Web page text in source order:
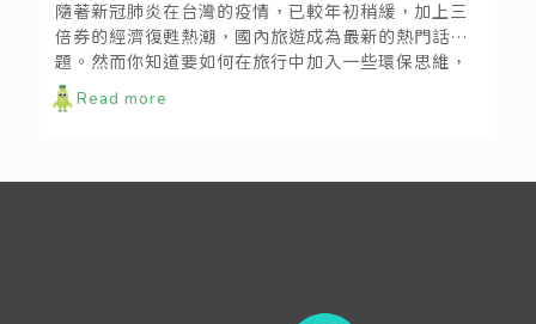
隨著新冠肺炎在台灣的疫情，已較年初稍緩，加上三
倍券的經濟復甦熱潮，國內旅遊成為最新的熱門話
題。然而你知道要如何在旅行中加入一些環保思維，
讓行程更加樂活無負擔嗎？以下提供三個小秘訣，讓
你好好超前部署、做足準備！
Read more